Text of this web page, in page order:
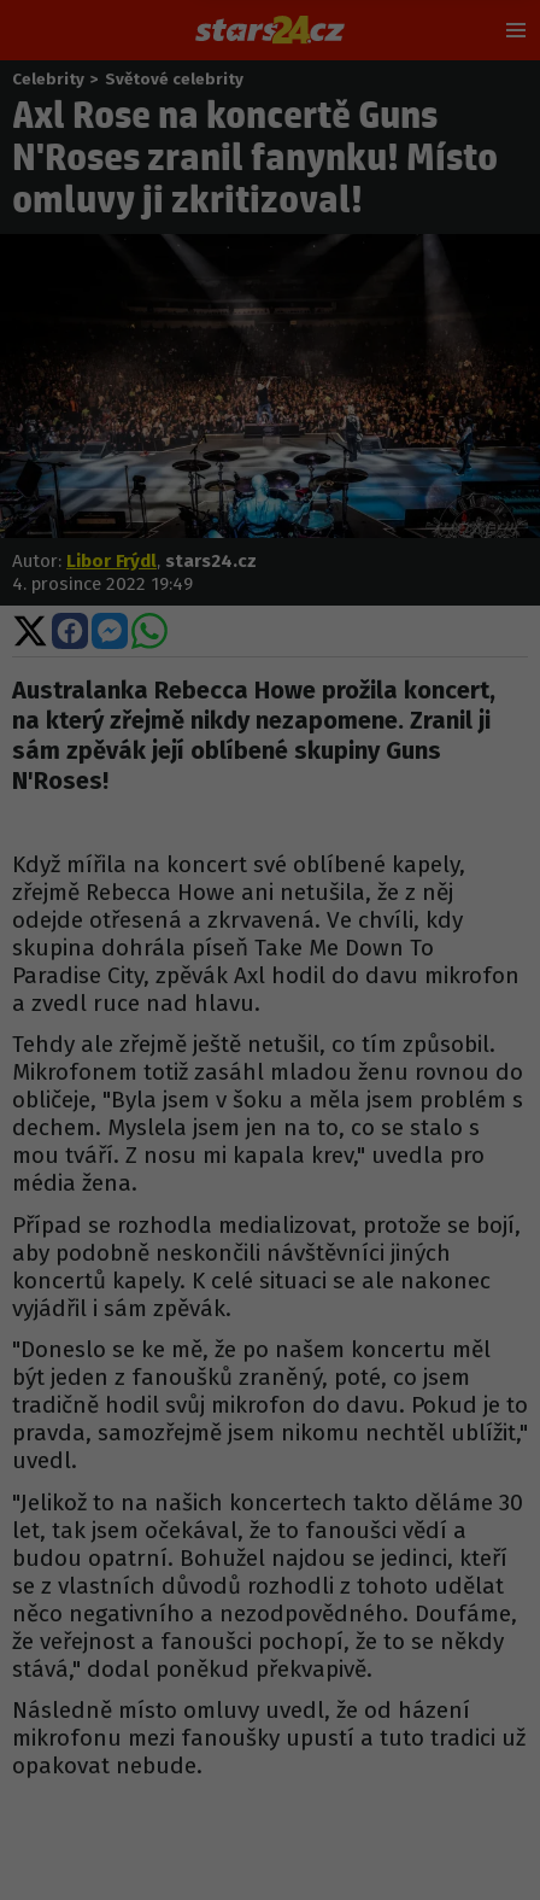
Nacházíte
se
zde:
Celebrity > Světové celebrity
Axl Rose na koncertě Guns
N'Roses zranil fanynku! Místo
omluvy ji zkritizoval!
Autor: Libor Frýdl, stars24.cz
4. prosince 2022 19:49
Sdílet
na
X
Sdílet
na
Facebooku
Sdílet
na
Messengeru
Sdílet
WhatsApp
Australanka Rebecca Howe prožila koncert,
na který zřejmě nikdy nezapomene. Zranil ji
sám zpěvák její oblíbené skupiny Guns
N'Roses!
Když mířila na koncert své oblíbené kapely,
zřejmě Rebecca Howe ani netušila, že z něj
odejde otřesená a zkrvavená. Ve chvíli, kdy
skupina dohrála píseň Take Me Down To
Paradise City, zpěvák Axl hodil do davu mikrofon
a zvedl ruce nad hlavu.
Tehdy ale zřejmě ještě netušil, co tím způsobil.
Mikrofonem totiž zasáhl mladou ženu rovnou do
obličeje, "Byla jsem v šoku a měla jsem problém s
dechem. Myslela jsem jen na to, co se stalo s
mou tváří. Z nosu mi kapala krev," uvedla pro
média žena.
Případ se rozhodla medializovat, protože se bojí,
aby podobně neskončili návštěvníci jiných
koncertů kapely. K celé situaci se ale nakonec
vyjádřil i sám zpěvák.
"Doneslo se ke mě, že po našem koncertu měl
být jeden z fanoušků zraněný, poté, co jsem
tradičně hodil svůj mikrofon do davu. Pokud je to
pravda, samozřejmě jsem nikomu nechtěl ublížit,"
uvedl.
"Jelikož to na našich koncertech takto děláme 30
let, tak jsem očekával, že to fanoušci vědí a
budou opatrní. Bohužel najdou se jedinci, kteří
se z vlastních důvodů rozhodli z tohoto udělat
něco negativního a nezodpovědného. Doufáme,
že veřejnost a fanoušci pochopí, že to se někdy
stává," dodal poněkud překvapivě.
Následně místo omluvy uvedl, že od házení
mikrofonu mezi fanoušky upustí a tuto tradici už
opakovat nebude.